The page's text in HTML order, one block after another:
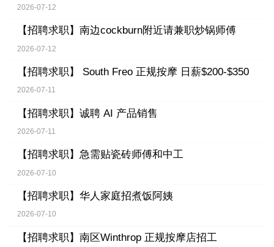
2026-07-12
【招聘求职】 南边cockburn附近请兼职炒锅师傅
2026-07-12
【招聘求职】 South Freo 正规按摩 日薪$200-$350
2026-07-11
【招聘求职】 诚聘 AI 产品销售
2026-07-11
【招聘求职】 急需贴瓷砖师傅和中工
2026-07-10
【招聘求职】 华人家庭招煮饭阿姨
2026-07-10
【招聘求职】 南区Winthrop 正规按摩店招工